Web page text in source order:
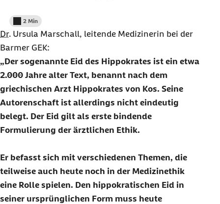
Lesedauer weniger als
2 Min
Dr. Ursula Marschall, leitende Medizinerin bei der
Barmer GEK:
Der sogenannte Eid des Hippokrates ist ein etwa
2.000 Jahre alter Text, benannt nach dem
griechischen Arzt Hippokrates von Kos. Seine
Autorenschaft ist allerdings nicht eindeutig
belegt. Der Eid gilt als erste bindende
Formulierung der ärztlichen Ethik.
Er befasst sich mit verschiedenen Themen, die
teilweise auch heute noch in der Medizinethik
eine Rolle spielen. Den hippokratischen Eid in
seiner ursprünglichen Form muss heute